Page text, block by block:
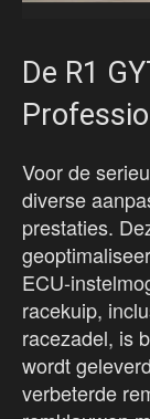
De R1
Voor de
diverse
prestaties.
ECU-
racekuip,
racezadel, is
wordt
verbeterde